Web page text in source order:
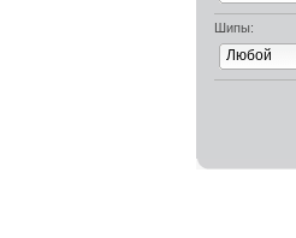
Шипы:
Любой